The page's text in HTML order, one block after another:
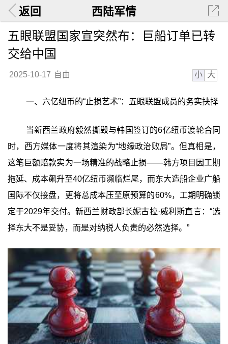
返回 西陆军情
五眼联盟国家宣突然布：巨船订单已转
交给中国
2025-10-17 自由 小 大
一、六亿纽币的“止损艺术”：五眼联盟成员的务实抉择
当新西兰政府毅然撕毁与韩国签订的6亿纽币渡轮合同
时，西方媒体一度将其渲染为“地缘政治败局”。但真相是，
这笔巨额赔款实为一场精准的战略止损——韩方项目因工期
拖延、成本飙升至40亿纽币濒临烂尾，而东大造船企业广船
国际不仅接盘，更将总成本压至原预算的60%，工期明确锁
定于2029年交付。新西兰财政部长妮古拉·威利斯直言：“选
择东大不是妥协，而是对纳税人负责的必然选择。”